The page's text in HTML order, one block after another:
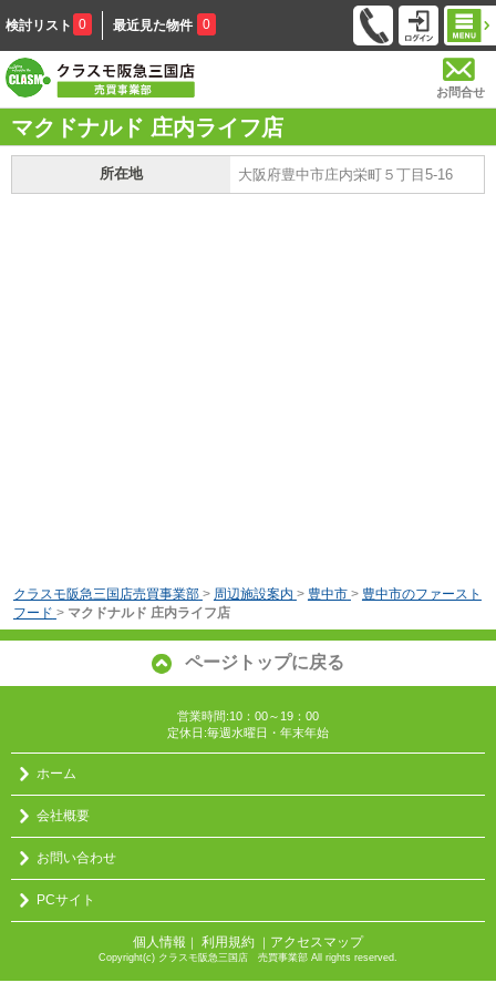
検討リスト 0 最近見た物件 0
お問合せ
マクドナルド 庄内ライフ店
所在地 大阪府豊中市庄内栄町５丁目5-16
クラスモ阪急三国店売買事業部 > 周辺施設案内 > 豊中市 > 豊中市のファースト
フード > マクドナルド 庄内ライフ店
ページトップに戻る
営業時間:10：00～19：00
定休日:毎週水曜日・年末年始
ホーム
会社概要
お問い合わせ
PCサイト
個人情報 ｜ 利用規約 ｜ アクセスマップ
Copyright(c) クラスモ阪急三国店 売買事業部 All rights reserved.